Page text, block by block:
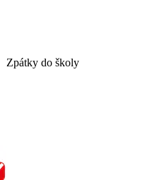
Zpátky do školy